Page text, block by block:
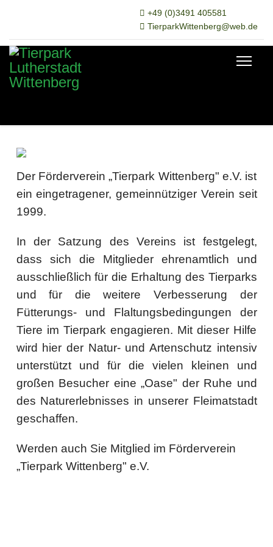
+49 (0)3491 405581
TierparkWittenberg@web.de
Der Förderverein „Tierpark Wittenberg" e.V. ist
ein eingetragener, gemeinnütziger Verein seit
1999.
In der Satzung des Vereins ist festgelegt,
dass sich die Mitglieder ehrenamtlich und
ausschließlich für die Erhaltung des Tierparks
und für die weitere Verbesserung der
Fütterungs- und Flaltungsbedingungen der
Tiere im Tierpark engagieren. Mit dieser Hilfe
wird hier der Natur- und Artenschutz intensiv
unterstützt und für die vielen kleinen und
großen Besucher eine „Oase" der Ruhe und
des Naturerlebnisses in unserer Fleimatstadt
geschaffen.
Werden auch Sie Mitglied im Förderverein
„Tierpark Wittenberg" e.V.